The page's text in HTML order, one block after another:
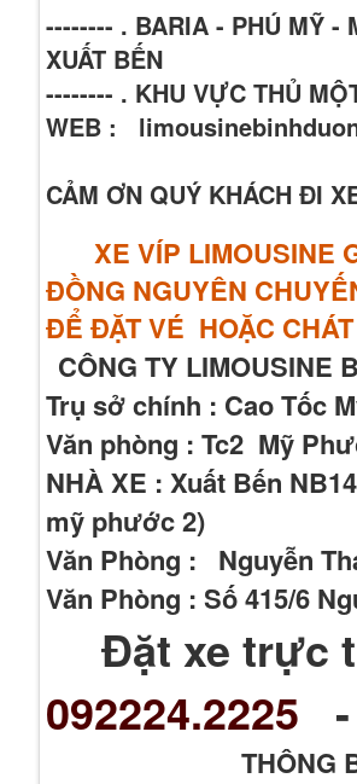
-------- . BARIA - PHÚ MỸ -
XUẤT BẾN
-------- . KHU VỰC THỦ
WEB :
CẢM ƠN QUÝ KHÁCH ĐI
XE VÍP LIMOUSINE
ĐỒNG NGUYÊN
ĐỂ ĐẶT VÉ HOẶC
CÔNG TY LIMOUSINE
Trụ sở chính : Cao Tốc
Văn phòng : Tc2 Mỹ
NHÀ XE : Xuất Bến
mỹ phước 2)
Văn Phòng : Nguyễn
Văn Phòng : Số 415/6
Đặt xe trực
092224.2225 -
THÔNG